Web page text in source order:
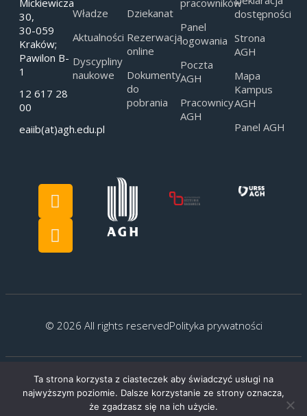
Mickiewicza
30,
30-059
Kraków;
Pawilon B-
1
12 617 28
00
eaiib(at)agh.edu.pl
Władze
Aktualności
Dyscypliny
naukowe
Dziekanat
Rezerwacja
online
Dokumenty
do
pobrania
pracowników
Panel
logowania
Poczta
AGH
Pracownicy
AGH
dostępności
Strona
AGH
Mapa
Kampus
AGH
Panel AGH
© 2026 All rights reservedPolityka prywatności
Created by: G.Kocyłowski
Ta strona korzysta z ciasteczek aby świadczyć usługi na
najwyższym poziomie. Dalsze korzystanie ze strony oznacza,
że zgadzasz się na ich użycie.